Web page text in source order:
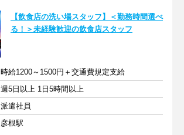
【飲食店の洗い場スタッフ】＜勤務時間選べ
る！＞未経験歓迎の飲食店スタッフ
時給1200～1500円＋交通費規定支給
週5日以上 1日5時間以上
派遣社員
彦根駅